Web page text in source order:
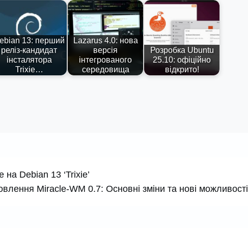
13: перший
реліз-кандидат
інсталятора
Trixie…
Lazarus 4.0: нова
версія
інтегрованого
середовища
Розробка Ubuntu
25.10: офіційно
відкрито!
Debian 13 ‘Trixie’
Miracle-WM 0.7: Основні зміни та нові можливості